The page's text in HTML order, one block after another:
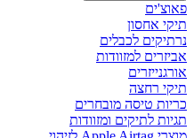
פאוצ'ים
תיקי אחסון
נרתיקים לכבלים
אביזרים למזוודות
אורגנייזרים
תיקי רחצה
כריות טיסה מובחרים
תגיות לתיקים ומזוודות